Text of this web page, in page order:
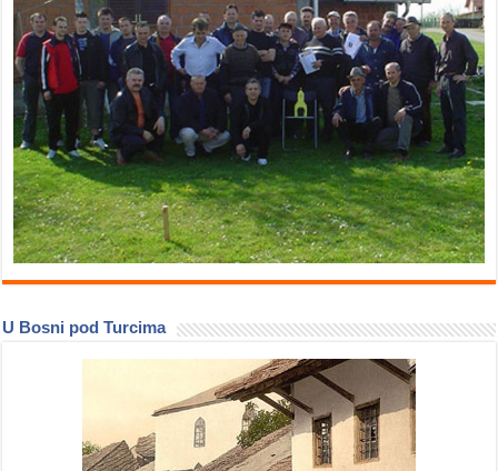
U Bosni pod Turcima